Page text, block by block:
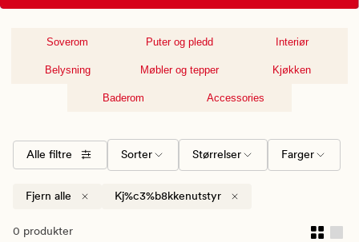
Soverom Puter og pledd Interiør
Belysning Møbler og tepper Kjøkken
Baderom Accessories
Alle filtre Sorter Størrelser Farger
Fjern alle Kj%c3%b8kkenutstyr
0 produkter